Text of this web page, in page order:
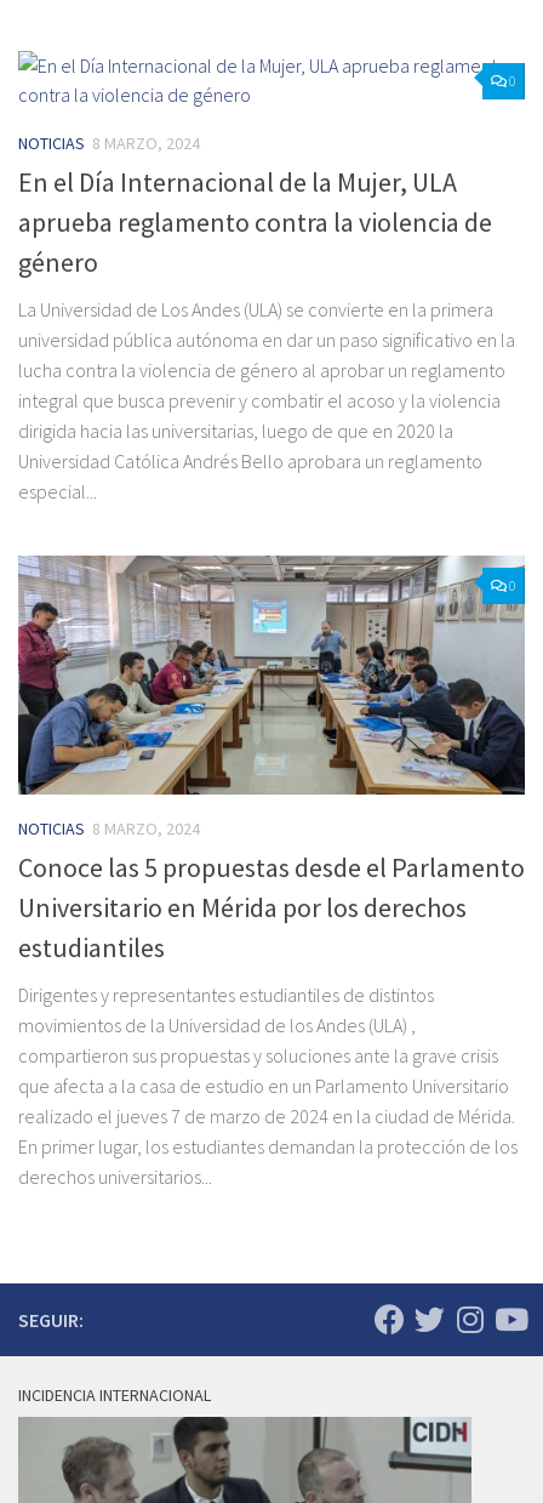
0
NOTICIAS 8 MARZO, 2024
En el Día Internacional de la Mujer, ULA
aprueba reglamento contra la violencia de
género
La Universidad de Los Andes (ULA) se convierte en la primera
universidad pública autónoma en dar un paso significativo en la
lucha contra la violencia de género al aprobar un reglamento
integral que busca prevenir y combatir el acoso y la violencia
dirigida hacia las universitarias, luego de que en 2020 la
Universidad Católica Andrés Bello aprobara un reglamento
especial...
0
NOTICIAS 8 MARZO, 2024
Conoce las 5 propuestas desde el Parlamento
Universitario en Mérida por los derechos
estudiantiles
Dirigentes y representantes estudiantiles de distintos
movimientos de la Universidad de los Andes (ULA) ,
compartieron sus propuestas y soluciones ante la grave crisis
que afecta a la casa de estudio en un Parlamento Universitario
realizado el jueves 7 de marzo de 2024 en la ciudad de Mérida.
En primer lugar, los estudiantes demandan la protección de los
derechos universitarios...
SEGUIR:
INCIDENCIA INTERNACIONAL